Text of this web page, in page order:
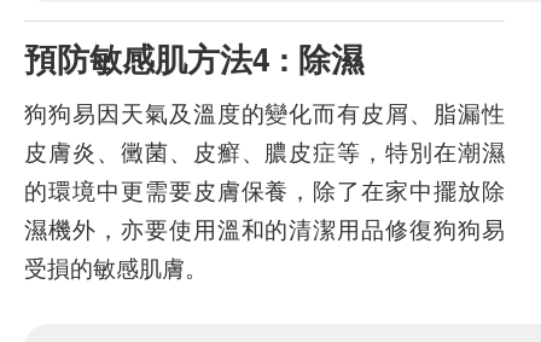
預防敏感肌方法4 : 除濕
狗狗易因天氣及溫度的變化而有皮屑、脂漏性
皮膚炎、黴菌、皮癬、膿皮症等，特別在潮濕
的環境中更需要皮膚保養，除了在家中擺放除
濕機外，亦要使用溫和的清潔用品修復狗狗易
受損的敏感肌膚。